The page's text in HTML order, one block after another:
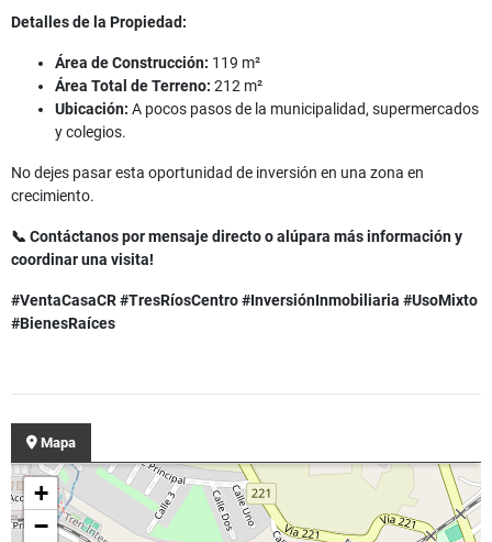
Detalles de la Propiedad:
Área de Construcción: 119 m²
Área Total de Terreno: 212 m²
Ubicación: A pocos pasos de la municipalidad, supermercados
y colegios.
No dejes pasar esta oportunidad de inversión en una zona en
crecimiento.
📞 Contáctanos por mensaje directo o alúpara más información y
coordinar una visita!
#VentaCasaCR #TresRíosCentro #InversiónInmobiliaria #UsoMixto
#BienesRaíces
Mapa
+
−